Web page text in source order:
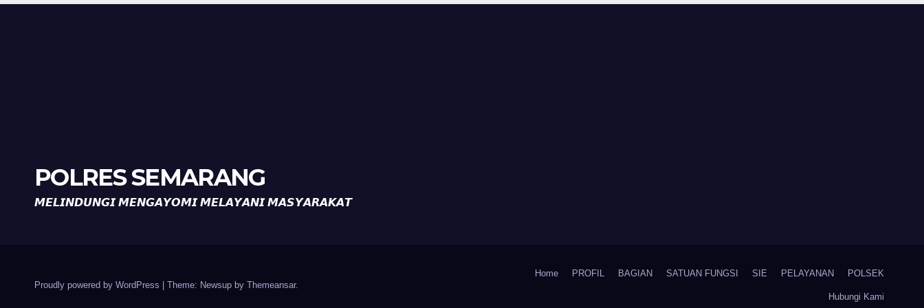
POLRES SEMARANG
𝙈𝙀𝙇𝙄𝙉𝘿𝙐𝙉𝙂𝙄 𝙈𝙀𝙉𝙂𝘼𝙔𝙊𝙈𝙄 𝙈𝙀𝙇𝘼𝙔𝘼𝙉𝙄 𝙈𝘼𝙎𝙔𝘼𝙍𝘼𝙆𝘼𝙏
Proudly powered by WordPress Theme: Newsup by Themeansar.
Home PROFIL BAGIAN SATUAN FUNGSI SIE PELAYANAN POLSEK
Hubungi Kami